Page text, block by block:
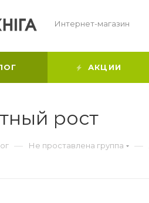
Интернет-магазин
АКЦИИ
рост
— Не проставлена группа —